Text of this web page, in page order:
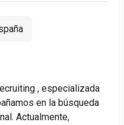
, especializada
en la búsqueda
Actualmente,